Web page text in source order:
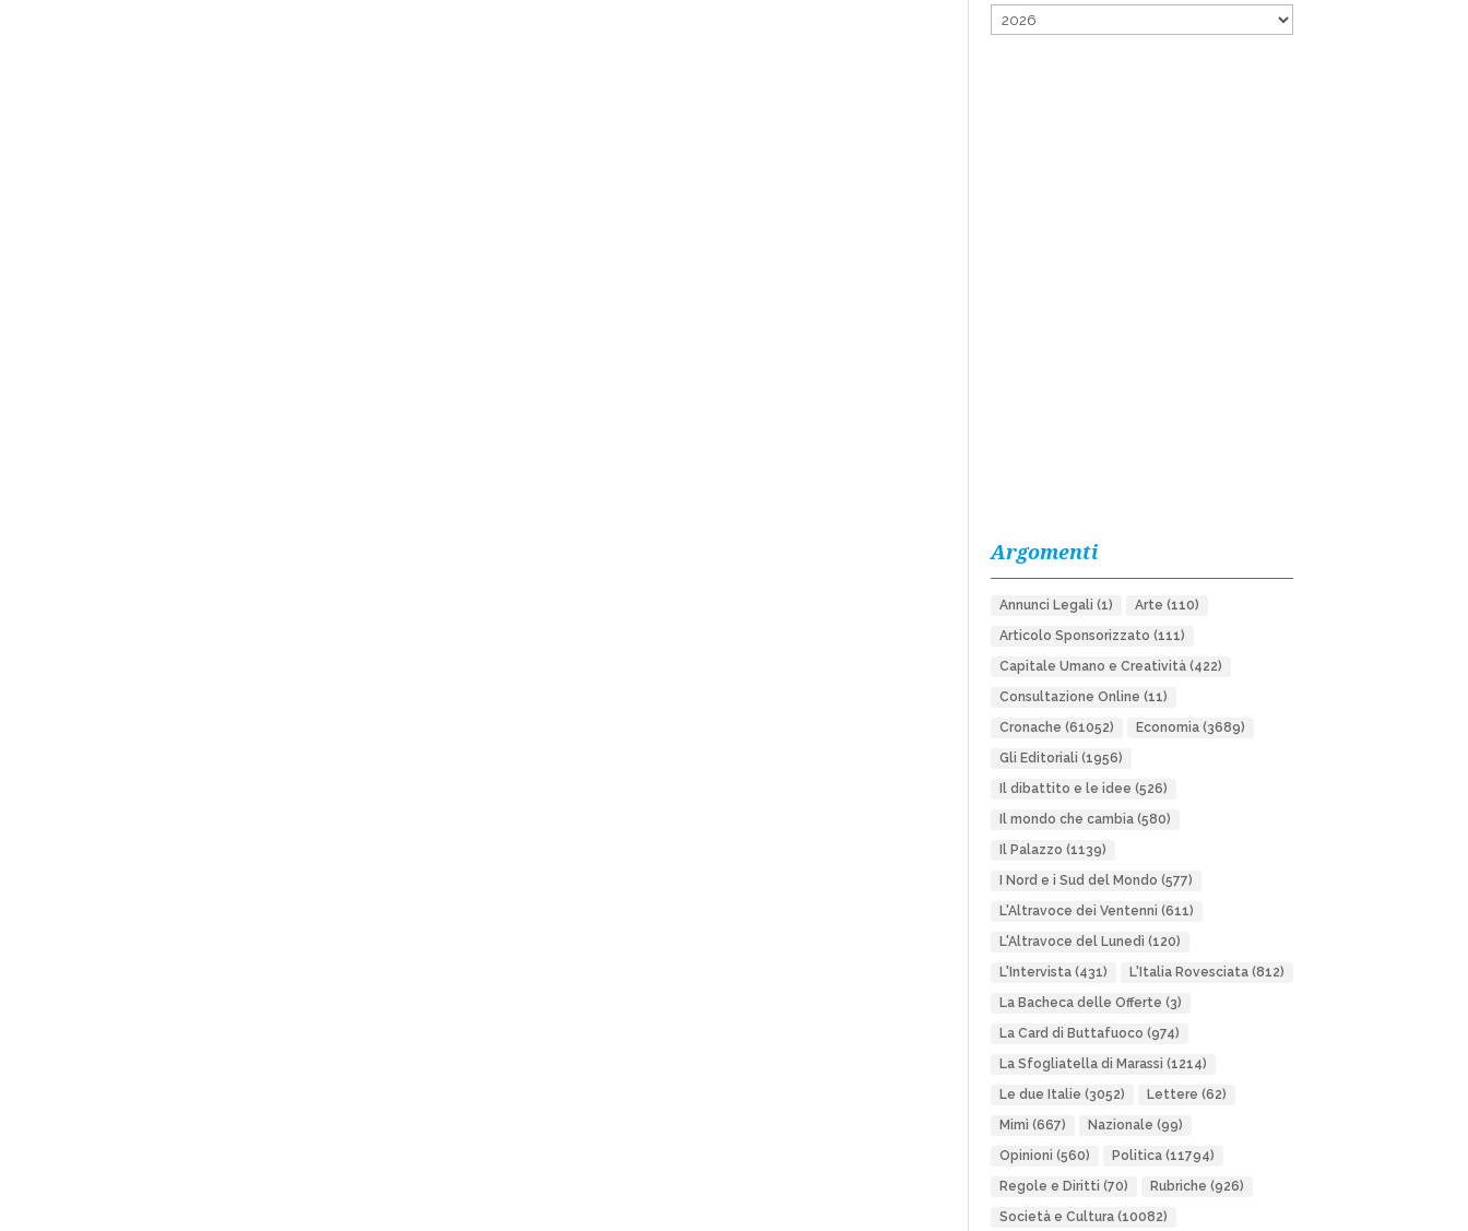
Argomenti
Annunci Legali (1) Arte (110)
Articolo Sponsorizzato (111)
Capitale Umano e Creatività(422)
Consultazione Online (11)
Cronache (61052) Economia(3689)
Gli Editoriali (1956)
Il dibattito e le idee (526)
Il mondo che cambia(580)
Il Palazzo (1139)
I Nord e i Sud del Mondo (577)
L'Altravoce dei Ventenni (611)
L'Altravoce del Lunedì (120)
L'Intervista(431) L'Italia Rovesciata(812)
La Bacheca delle Offerte (3)
La Card di Buttafuoco (974)
La Sfogliatella di Marassi (1214)
Le due Italie (3052) Lettere (62)
Mimì (667) Nazionale (99)
Opinioni (560) Politica(11794)
Regole e Diritti (70) Rubriche (926)
Società e Cultura(10082)